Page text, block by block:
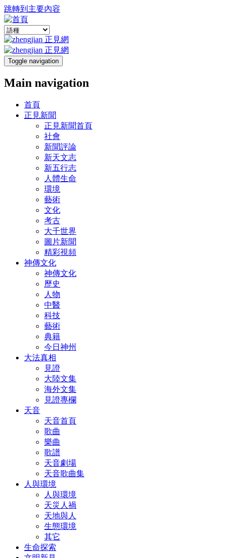
跳轉到主要內容
Toggle navigation
Main navigation
首頁
正見新聞
正見新聞首頁
社會
新聞評論
新天文志
新五行志
人體生命
環境
藝術
文化
考古
大千世界
圖片新聞
精彩視頻
神傳文化
神傳文化
歷史
人物
中醫
科技
藝術
典籍
今日神州
大法真相
見證
大陸文集
海外文集
見證專欄
天音
天音首頁
歌曲
樂曲
歌譜
天音劇場
天音歌曲集
人與環境
人與環境
天災人禍
天地與人
生態環境
其它
生命探索